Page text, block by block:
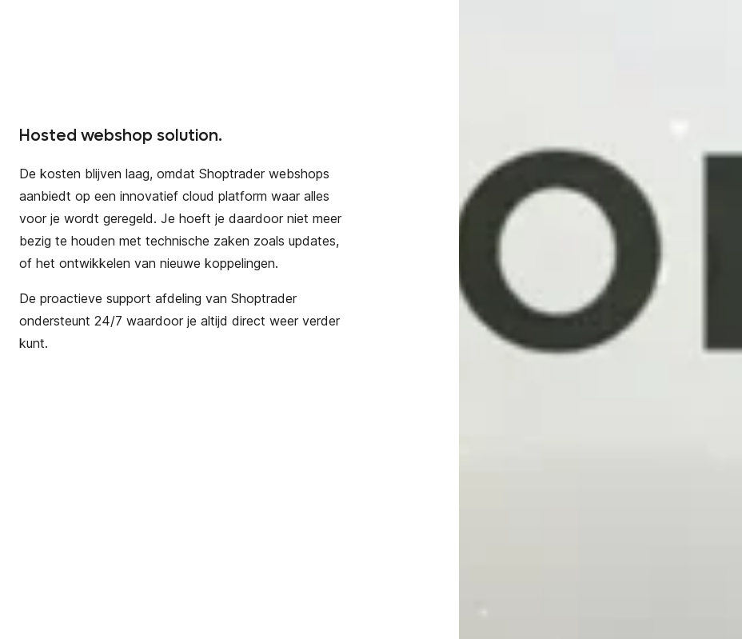
Hosted webshop solution.
De kosten blijven laag, omdat Shoptrader webshops
aanbiedt op een innovatief cloud platform waar alles
voor je wordt geregeld. Je hoeft je daardoor niet meer
bezig te houden met technische zaken zoals updates,
of het ontwikkelen van nieuwe koppelingen.
De proactieve support afdeling van Shoptrader
ondersteunt 24/7 waardoor je altijd direct weer verder
kunt.